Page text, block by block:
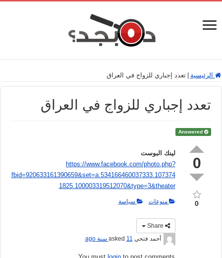
الرئيسية | تعدد إجباري للزواج في العراق
تعدد إجباري للزواج في العراق
Answered
0
0
لينك البوست
https://www.facebook.com/photo.php?
fbid=920633161390659&set=a.534166460037333.107374
1825.100003319512070&type=3&theater
منوعات سياسة
Share
أحمد فتحيasked 11 سنة ago